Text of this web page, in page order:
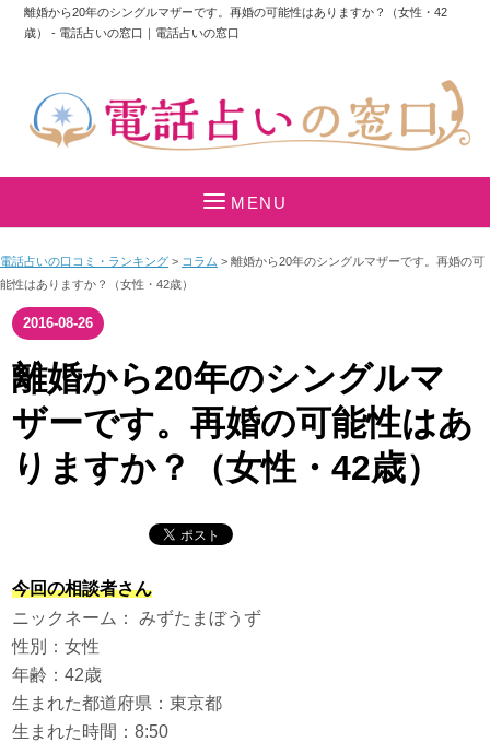
離婚から20年のシングルマザーです。再婚の可能性はありますか？（女性・42
歳） - 電話占いの窓口｜電話占いの窓口
MENU
電話占いの口コミ・ランキング > コラム > 離婚から20年のシングルマザーです。再婚の可
能性はありますか？（女性・42歳）
2016-08-26
離婚から20年のシングルマ
ザーです。再婚の可能性はあ
りますか？（女性・42歳）
今回の相談者さん
ニックネーム： みずたまぼうず
性別：女性
年齢：42歳
生まれた都道府県：東京都
生まれた時間：8:50